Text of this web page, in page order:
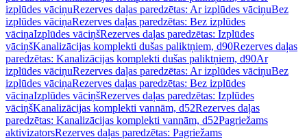
izplūdes vāciņuRezerves daļas paredzētas: Ar izplūdes vāciņuBez
izplūdes vāciņaRezerves daļas paredzētas: Bez izplūdes
vāciņaIzplūdes vāciņšRezerves daļas paredzētas: Izplūdes
vāciņšKanalizācijas komplekti dušas paliktņiem, d90Rezerves daļas
paredzētas: Kanalizācijas komplekti dušas paliktņiem, d90Ar
izplūdes vāciņuRezerves daļas paredzētas: Ar izplūdes vāciņuBez
izplūdes vāciņaRezerves daļas paredzētas: Bez izplūdes
vāciņaIzplūdes vāciņšRezerves daļas paredzētas: Izplūdes
vāciņšKanalizācijas komplekti vannām, d52Rezerves daļas
paredzētas: Kanalizācijas komplekti vannām, d52Pagriežams
aktivizatorsRezerves daļas paredzētas: Pagriežams